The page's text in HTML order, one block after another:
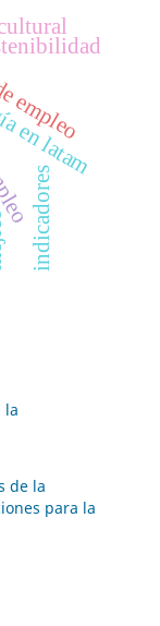
latam
indicadores
la
de la
para la